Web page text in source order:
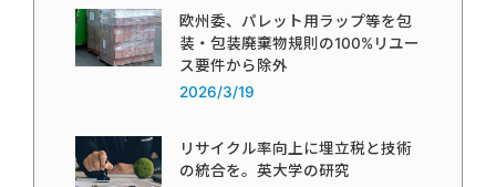
欧州委、パレット用ラップ等を包
装・包装廃棄物規則の100%リユー
ス要件から除外
2026/3/19
リサイクル率向上に埋立税と技術
の統合を。英大学の研究